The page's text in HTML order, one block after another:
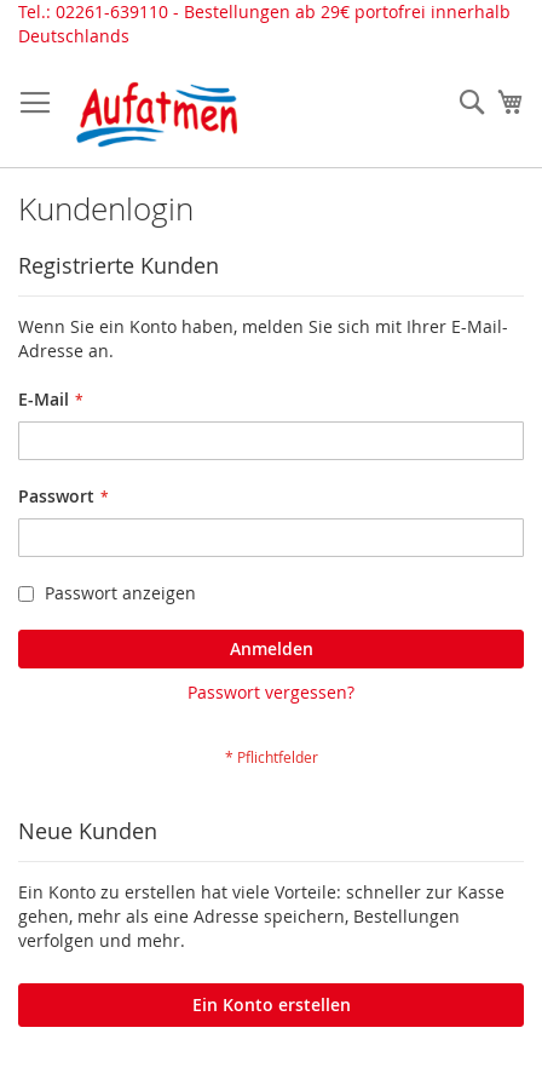
Direkt
zum
Tel.: 02261-639110 - Bestellungen ab 29€ portofrei innerhalb
Deutschlands
Kundenlogin
Registrierte Kunden
Wenn Sie ein Konto haben, melden Sie sich mit Ihrer E-Mail-
Adresse an.
E-Mail
Passwort
Passwort anzeigen
Anmelden
Passwort vergessen?
Neue Kunden
Ein Konto zu erstellen hat viele Vorteile: schneller zur Kasse
gehen, mehr als eine Adresse speichern, Bestellungen
verfolgen und mehr.
Ein Konto erstellen